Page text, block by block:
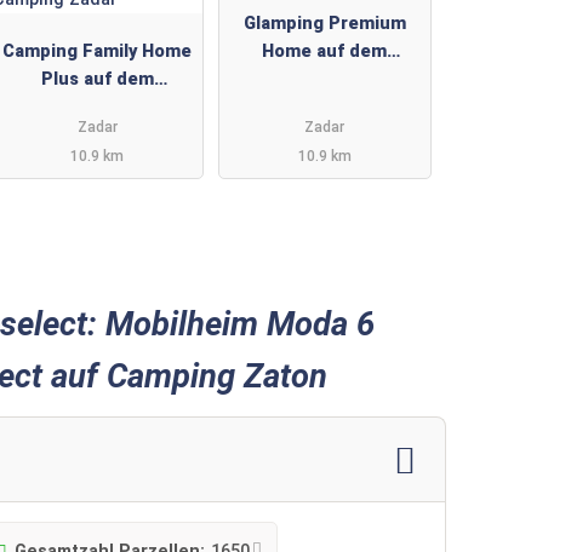
Camping Family Home
Plus auf dem
Premium Camping
Zadar
Zadar
10.9 km
Glamping Premium
Home auf dem
Zadar
Zadar
10.9 km
Mobilheim Moda 6
auf Camping Zaton